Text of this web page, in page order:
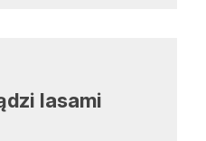
lasami